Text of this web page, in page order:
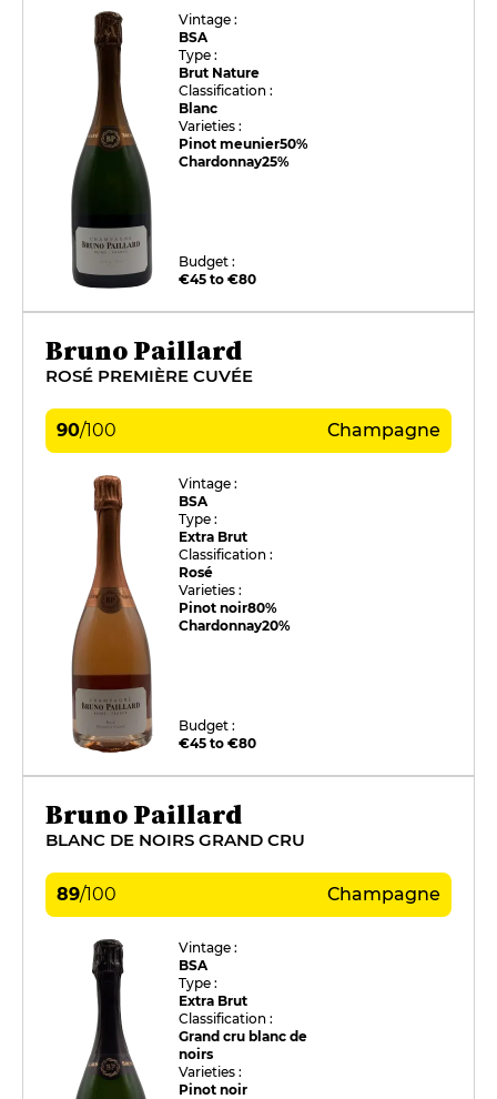
Vintage :
BSA
Type :
Brut Nature
Classification :
Blanc
Varieties :
Pinot meunier50%
Chardonnay25%
Budget :
€45 to €80
Bruno Paillard
ROSÉ PREMIÈRE CUVÉE
90/100 Champagne
Vintage :
BSA
Type :
Extra Brut
Classification :
Rosé
Varieties :
Pinot noir80%
Chardonnay20%
Budget :
€45 to €80
Bruno Paillard
BLANC DE NOIRS GRAND CRU
89/100 Champagne
Vintage :
BSA
Type :
Extra Brut
Classification :
Grand cru blanc de
noirs
Varieties :
Pinot noir